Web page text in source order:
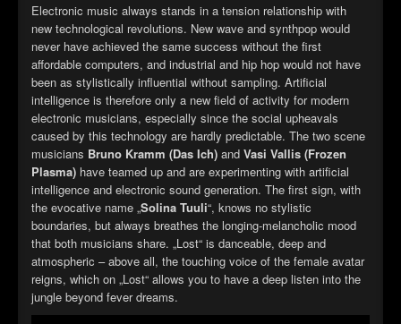
►
►
►
►
►
►
►
►
►
Electronic music always stands in a tension relationship with
new technological revolutions. New wave and synthpop would
never have achieved the same success without the first
affordable computers, and industrial and hip hop would not have
been as stylistically influential without sampling. Artificial
intelligence is therefore only a new field of activity for modern
electronic musicians, especially since the social upheavals
caused by this technology are hardly predictable. The two scene
musicians Bruno Kramm (Das Ich) and Vasi Vallis (Frozen
Plasma) have teamed up and are experimenting with artificial
intelligence and electronic sound generation. The first sign, with
the evocative name „Solina Tuuli“, knows no stylistic
boundaries, but always breathes the longing-melancholic mood
that both musicians share. „Lost“ is danceable, deep and
atmospheric – above all, the touching voice of the female avatar
reigns, which on „Lost“ allows you to have a deep listen into the
jungle beyond fever dreams.